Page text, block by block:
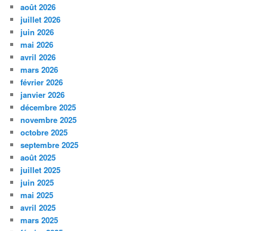
août 2026
juillet 2026
juin 2026
mai 2026
avril 2026
mars 2026
février 2026
janvier 2026
décembre 2025
novembre 2025
octobre 2025
septembre 2025
août 2025
juillet 2025
juin 2025
mai 2025
avril 2025
mars 2025